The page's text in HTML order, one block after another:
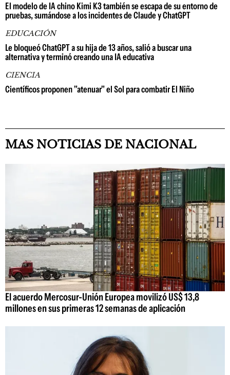
El modelo de IA chino Kimi K3 también se escapa de su entorno de
pruebas, sumándose a los incidentes de Claude y ChatGPT
EDUCACIÓN
Le bloqueó ChatGPT a su hija de 13 años, salió a buscar una
alternativa y terminó creando una IA educativa
CIENCIA
Científicos proponen "atenuar" el Sol para combatir El Niño
MAS NOTICIAS DE NACIONAL
El acuerdo Mercosur-Unión Europea movilizó US$ 13,8
millones en sus primeras 12 semanas de aplicación